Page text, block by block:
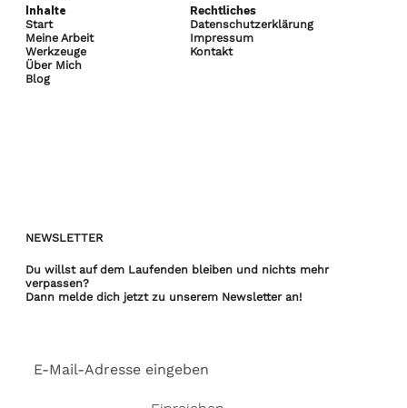
Inhalte
Start
Meine Arbeit
Werkzeuge
Über Mich
Blog
Rechtliches
Datenschutzerklärung
Impressum
Kontakt
NEWSLETTER
Du willstauf dem Laufenden bleiben und nichts mehr
verpassen?​
Dann melde dich jetzt zu unserem Newsletter an!